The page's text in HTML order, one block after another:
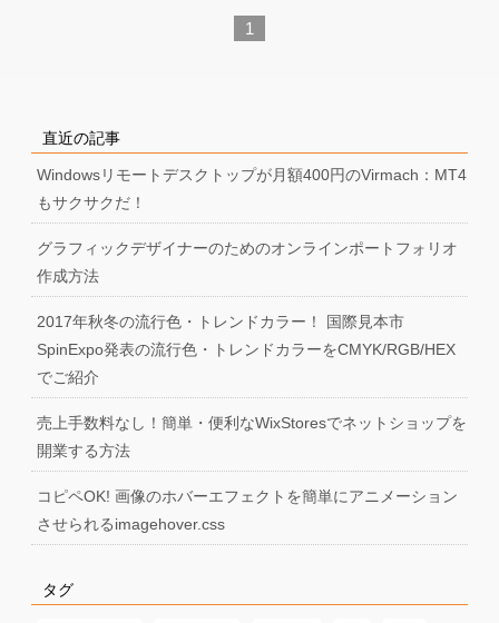
1
直近の記事
Windowsリモートデスクトップが月額400円のVirmach：MT4
もサクサクだ！
グラフィックデザイナーのためのオンラインポートフォリオ
作成方法
2017年秋冬の流行色・トレンドカラー！ 国際見本市
SpinExpo発表の流行色・トレンドカラーをCMYK/RGB/HEX
でご紹介
売上手数料なし！簡単・便利なWixStoresでネットショップを
開業する方法
コピペOK! 画像のホバーエフェクトを簡単にアニメーション
させられるimagehover.css
タグ